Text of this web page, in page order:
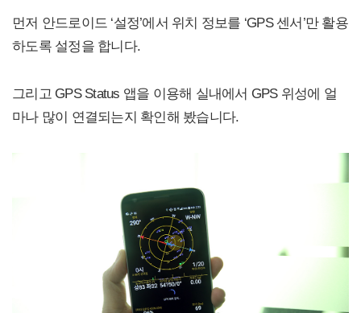
먼저 안드로이드 ‘설정’에서 위치 정보를 ‘GPS 센서’만 활용
하도록 설정을 합니다.
그리고 GPS Status 앱을 이용해 실내에서 GPS 위성에 얼
마나 많이 연결되는지 확인해 봤습니다.